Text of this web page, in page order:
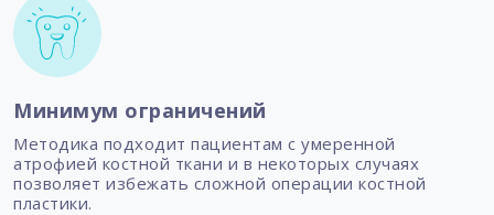
Минимум ограничений
Методика подходит пациентам с умеренной
атрофией костной ткани и в некоторых случаях
позволяет избежать сложной операции костной
пластики.